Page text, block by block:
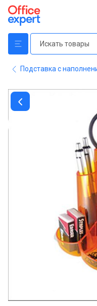
Подставка с